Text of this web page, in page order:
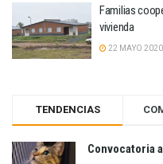
Familias
vivienda
22 MAYO 2020
TENDENCIAS
Convocatoria